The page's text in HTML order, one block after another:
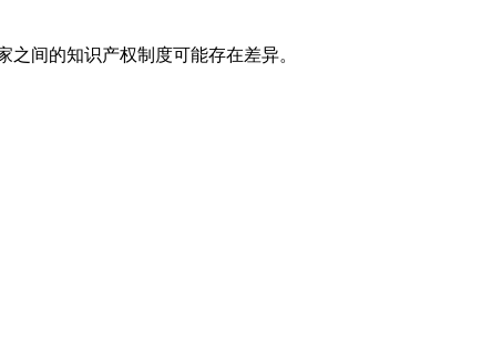
间的知识产权制度可能存在差异。